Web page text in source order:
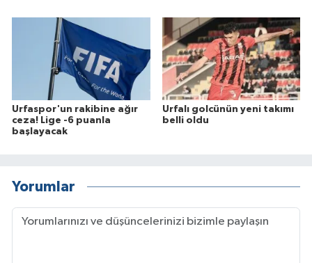
Urfaspor'un rakibine ağır
ceza! Lige -6 puanla
başlayacak
Urfalı golcünün yeni takımı
belli oldu
Yorumlar